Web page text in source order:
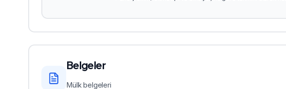
Belgeler
Mülk belgeleri